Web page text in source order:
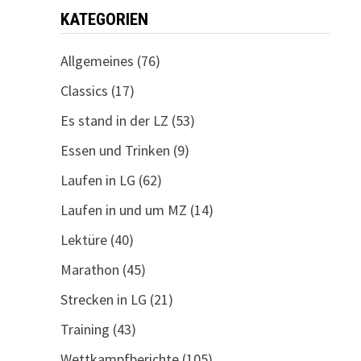
KATEGORIEN
Allgemeines (76)
Classics (17)
Es stand in der LZ (53)
Essen und Trinken (9)
Laufen in LG (62)
Laufen in und um MZ (14)
Lektüre(40)
Marathon (45)
Strecken in LG (21)
Training (43)